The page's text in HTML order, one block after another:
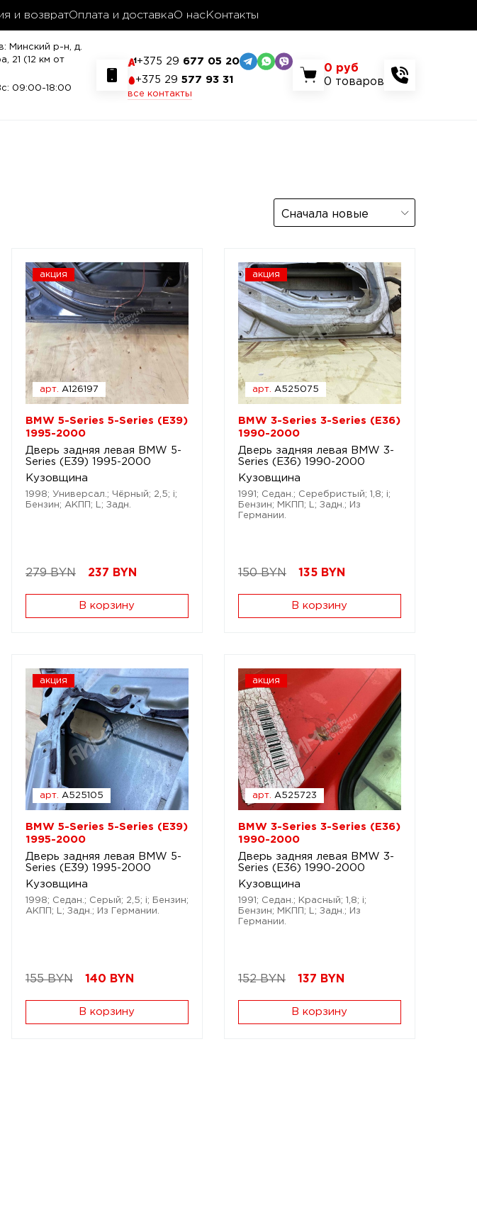
и возвратОплата и доставкаО нас Контакты
Минский р-н, д.
21 (12 км от
09:00-18:00
+375 29 677 05 20
+375 29 577 93 31
все контакты
0 руб
0 товаров
Сначала новые
акция
арт. A126197
BMW 5-Series 5-Series (E39)
1995-2000
Дверь задняя левая BMW 5-
Series (E39) 1995-2000
Кузовщина
1998; Универсал.; Чёрный; 2,5; i;
Бензин; АКПП; L; Задн.
279 BYN 237 BYN
В корзину
акция
арт. A525075
BMW 3-Series 3-Series (E36)
1990-2000
Дверь задняя левая BMW 3-
Series (E36) 1990-2000
Кузовщина
1991; Седан.; Серебристый; 1,8; i;
Бензин; МКПП; L; Задн.; Из
Германии.
150 BYN 135 BYN
В корзину
акция
арт. A525105
BMW 5-Series 5-Series (E39)
1995-2000
Дверь задняя левая BMW 5-
Series (E39) 1995-2000
Кузовщина
1998; Седан.; Серый; 2,5; i; Бензин;
АКПП; L; Задн.; Из Германии.
155 BYN 140 BYN
В корзину
акция
арт. A525723
BMW 3-Series 3-Series (E36)
1990-2000
Дверь задняя левая BMW 3-
Series (E36) 1990-2000
Кузовщина
1991; Седан.; Красный; 1,8; i;
Бензин; МКПП; L; Задн.; Из
Германии.
152 BYN 137 BYN
В корзину